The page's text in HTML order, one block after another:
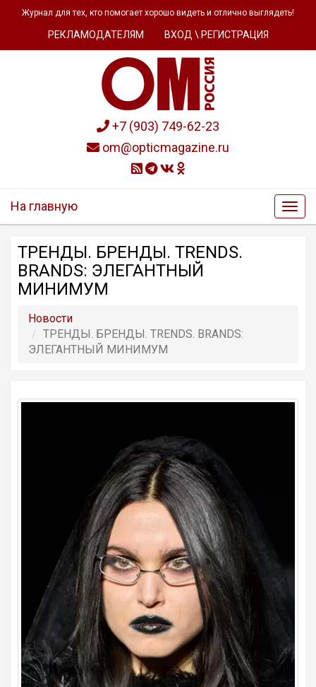
Журнал для тех, кто помогает хорошо видеть и отлично выглядеть!
РЕКЛАМОДАТЕЛЯМ ВХОД \ РЕГИСТРАЦИЯ
+7 (903) 749-62-23
om@opticmagazine.ru
На главную
ТРЕНДЫ. БРЕНДЫ. TRENDS.
BRANDS: ЭЛЕГАНТНЫЙ
МИНИМУМ
Новости
ТРЕНДЫ. БРЕНДЫ. TRENDS. BRANDS:
ЭЛЕГАНТНЫЙ МИНИМУМ